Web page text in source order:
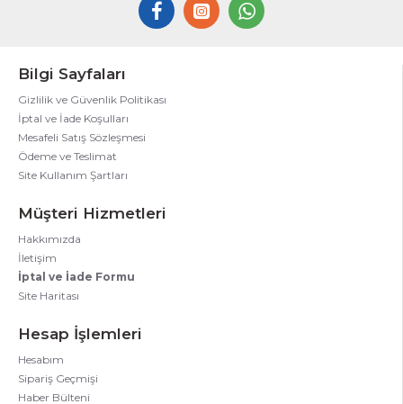
Bilgi Sayfaları
Gizlilik ve Güvenlik Politikası
İptal ve İade Koşulları
Mesafeli Satış Sözleşmesi
Ödeme ve Teslimat
Site Kullanım Şartları
Müşteri Hizmetleri
Hakkımızda
İletişim
İptal ve İade Formu
Site Haritası
Hesap İşlemleri
Hesabım
Sipariş Geçmişi
Haber Bülteni